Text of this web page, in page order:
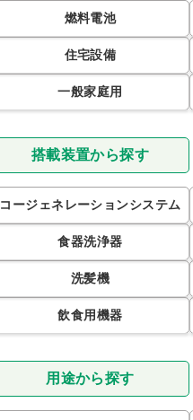
燃料電池
住宅設備
一般家庭用
搭載装置から探す
コージェネレーションシステム
食器洗浄器
洗髪機
飲食用機器
用途から探す